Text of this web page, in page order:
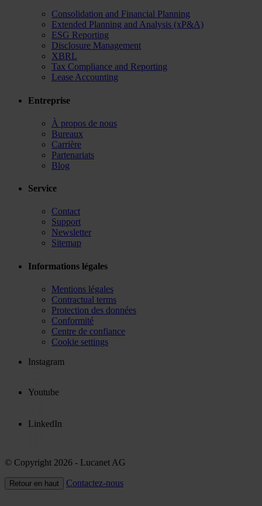
Consolidation and Financial Planning
Extended Planning and Analysis (xP&A)
ESG Reporting
Disclosure Management
XBRL
Tax Compliance and Reporting
Lease Accounting
Entreprise
À propos de nous
Bureaux
Carrière
Partenariats
Blog
Service
Contact
Support
Newsletter
Sitemap
Informations légales
Mentions légales
Contractual terms
Protection des données
Conformité
Centre de confiance
Cookie settings
Instagram
Youtube
LinkedIn
© Copyright 2026 - Lucanet AG
Retour en haut Contactez-nous